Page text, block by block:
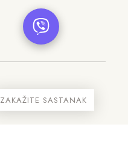
ZAKAŽITE SASTANAK